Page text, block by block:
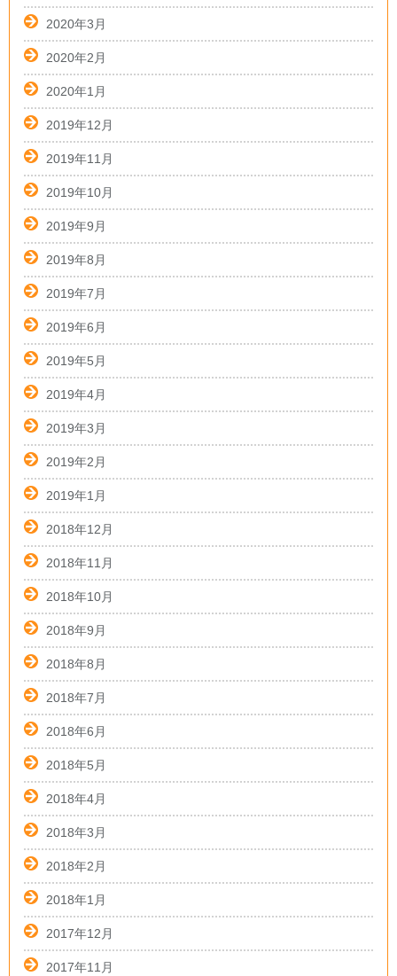
2020年3月
2020年2月
2020年1月
2019年12月
2019年11月
2019年10月
2019年9月
2019年8月
2019年7月
2019年6月
2019年5月
2019年4月
2019年3月
2019年2月
2019年1月
2018年12月
2018年11月
2018年10月
2018年9月
2018年8月
2018年7月
2018年6月
2018年5月
2018年4月
2018年3月
2018年2月
2018年1月
2017年12月
2017年11月